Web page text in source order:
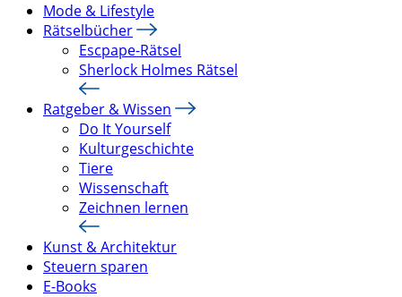
Mode & Lifestyle
Rätselbücher
Escpape-Rätsel
Sherlock Holmes Rätsel
Ratgeber & Wissen
Do It Yourself
Kulturgeschichte
Tiere
Wissenschaft
Zeichnen lernen
Kunst & Architektur
Steuern sparen
E-Books